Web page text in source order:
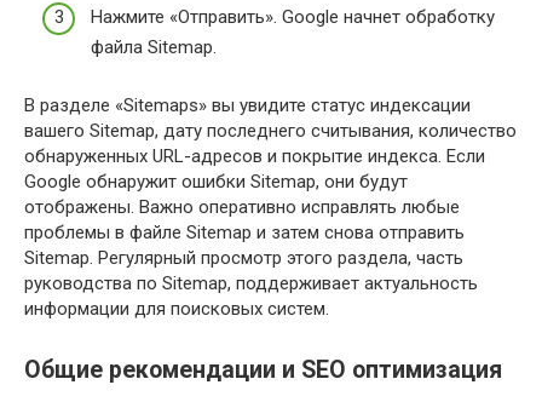
Нажмите «Отправить». Google начнет обработку
файла Sitemap.
В разделе «Sitemaps» вы увидите статус индексации
вашего Sitemap, дату последнего считывания, количество
обнаруженных URL-адресов и покрытие индекса. Если
Google обнаружит ошибки Sitemap, они будут
отображены. Важно оперативно исправлять любые
проблемы в файле Sitemap и затем снова отправить
Sitemap. Регулярный просмотр этого раздела, часть
руководства по Sitemap, поддерживает актуальность
информации для поисковых систем.
Общие рекомендации и SEO оптимизация